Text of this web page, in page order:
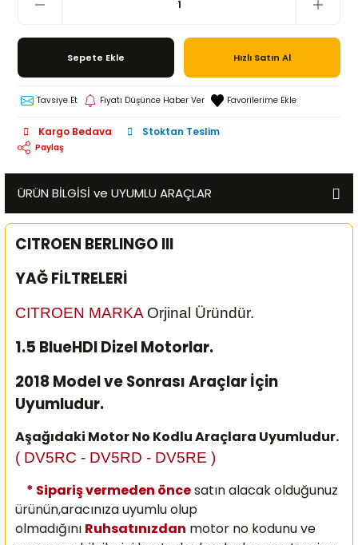
Sepete Ekle Hızlı Satın Al
Tavsiye Et Fiyatı Düşünce Haber Ver
Kargo Bedava Stoktan Teslim
Paylaş
ÜRÜN BİLGİSİ ve UYUMLU ARAÇLAR
CITROEN BERLINGO III
YAĞ FİLTRELERİ
CITROEN MARKA Orjinal Üründür.
1.5 BlueHDI Dizel Motorlar.
2018 Model ve Sonrası Araçlar İçin
Uyumludur.
Aşağıdaki Motor No Kodlu Araçlara Uyumludur.
( DV5RC - DV5RD - DV5RE )
* Sipariş vermeden öncesatın alacak olduğunuz
ürünün,aracınıza uyumlu olup
olmadığını Ruhsatınızdan motor no kodunu ve